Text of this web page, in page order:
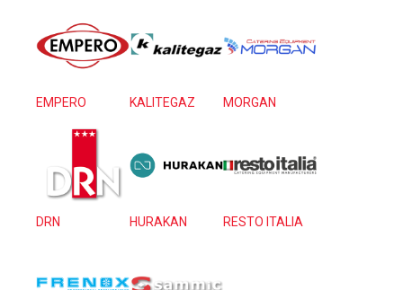
EMPERO KALITEGAZ MORGAN
DRN HURAKAN RESTO ITALIA